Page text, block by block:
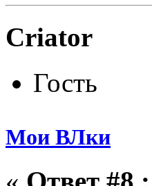
Criator
Гость
Мои ВЛки